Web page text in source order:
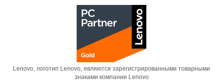
Lenovo, логотип Lenovo, являются зарегистрированными товарными
знаками компании Lenovo